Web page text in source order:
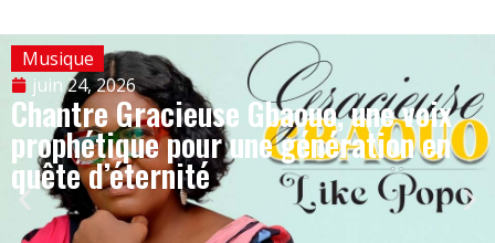
Musique
juin 24, 2026
Chantre Gracieuse Gbaouo, une voix
prophétique pour une génération en
quête d’éternité